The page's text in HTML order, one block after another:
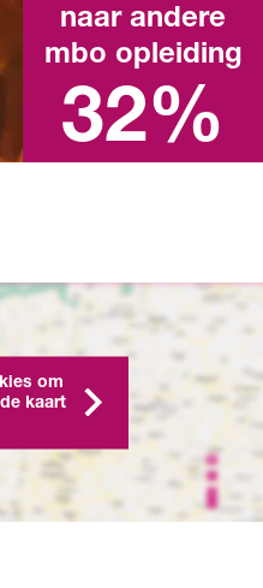
naar andere
mbo opleiding
32%
Landelijk percentage na het
behalen van een mbo-
diploma in het afgelopen
schooljaar
om
kaart